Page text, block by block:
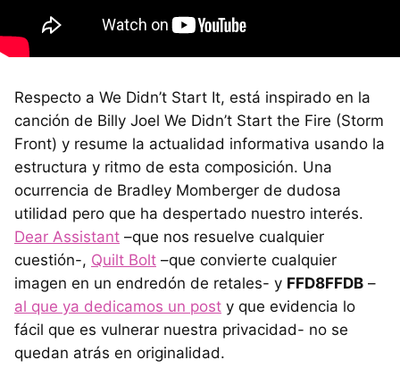
Respecto a We Didn’t Start It, está inspirado en la
canción de Billy Joel We Didn’t Start the Fire (Storm
Front) y resume la actualidad informativa usando la
estructura y ritmo de esta composición. Una
ocurrencia de Bradley Momberger de dudosa
utilidad pero que ha despertado nuestro interés.
Dear Assistant –que nos resuelve cualquier
cuestión-, Quilt Bolt –que convierte cualquier
imagen en un endredón de retales- y FFD8FFDB –
al que ya dedicamos un post y que evidencia lo
fácil que es vulnerar nuestra privacidad- no se
quedan atrás en originalidad.